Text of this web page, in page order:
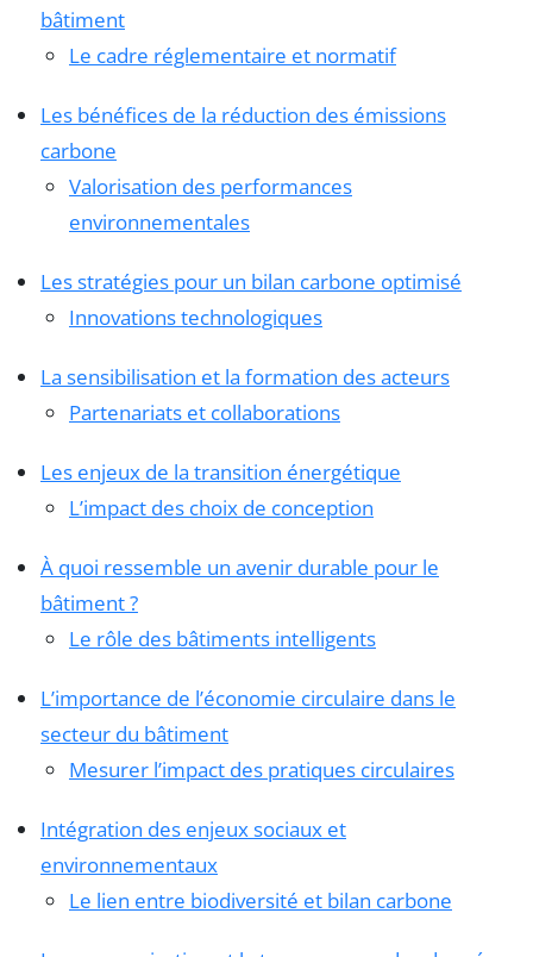
bâtiment
Le cadre réglementaire et normatif
Les bénéfices de la réduction des émissions
carbone
Valorisation des performances
environnementales
Les stratégies pour un bilan carbone optimisé
Innovations technologiques
La sensibilisation et la formation des acteurs
Partenariats et collaborations
Les enjeux de la transition énergétique
L’impact des choix de conception
À quoi ressemble un avenir durable pour le
bâtiment ?
Le rôle des bâtiments intelligents
L’importance de l’économie circulaire dans le
secteur du bâtiment
Mesurer l’impact des pratiques circulaires
Intégration des enjeux sociaux et
environnementaux
Le lien entre biodiversité et bilan carbone